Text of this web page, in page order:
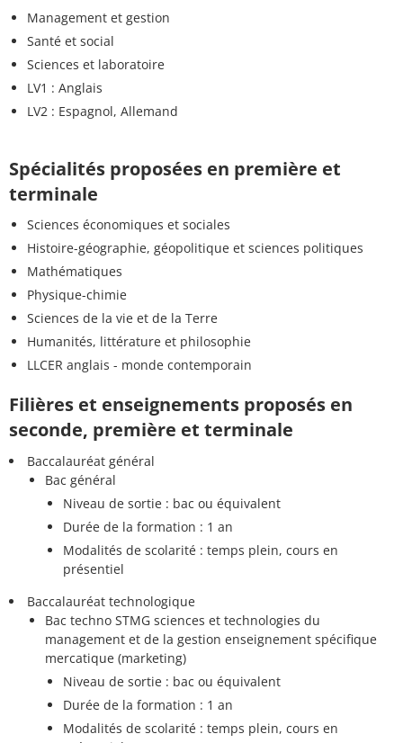
Management et gestion
Santé et social
Sciences et laboratoire
LV1 : Anglais
LV2 : Espagnol, Allemand
Spécialités proposées en première et
terminale
Sciences économiques et sociales
Histoire-géographie, géopolitique et sciences politiques
Mathématiques
Physique-chimie
Sciences de la vie et de la Terre
Humanités, littérature et philosophie
LLCER anglais - monde contemporain
Filières et enseignements proposés en
seconde, première et terminale
Baccalauréat général
Bac général
Niveau de sortie : bac ou équivalent
Durée de la formation : 1 an
Modalités de scolarité : temps plein, cours en
présentiel
Baccalauréat technologique
Bac techno STMG sciences et technologies du
management et de la gestion enseignement spécifique
mercatique (marketing)
Niveau de sortie : bac ou équivalent
Durée de la formation : 1 an
Modalités de scolarité : temps plein, cours en